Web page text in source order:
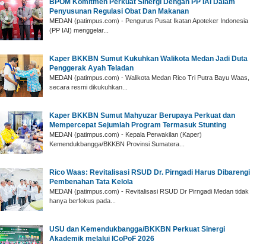
BPOM Komitmen Perkuat Sinergi Dengan PP IAI Dalam
Penyusunan Regulasi Obat Dan Makanan
MEDAN (patimpus.com) - Pengurus Pusat Ikatan Apoteker Indonesia
(PP IAI) menggelar...
Kaper BKKBN Sumut Kukuhkan Walikota Medan Jadi Duta
Penggerak Ayah Teladan
MEDAN (patimpus.com) - Walikota Medan Rico Tri Putra Bayu Waas,
secara resmi dikukuhkan...
Kaper BKKBN Sumut Mahyuzar Berupaya Perkuat dan
Mempercepat Sejumlah Program Termasuk Stunting
MEDAN (patimpus.com) - Kepala Perwakilan (Kaper)
Kemendukbangga/BKKBN Provinsi Sumatera...
Rico Waas: Revitalisasi RSUD Dr. Pirngadi Harus Dibarengi
Pembenahan Tata Kelola
MEDAN (patimpus.com) - Revitalisasi RSUD Dr Pirngadi Medan tidak
hanya berfokus pada...
USU dan Kemendukbangga/BKKBN Perkuat Sinergi
Akademik melalui ICoPoF 2026